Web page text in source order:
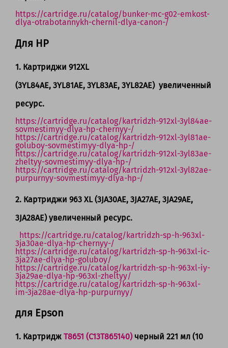
https://cartridge.ru/catalog/bunker-mc-g02-emkost-
dlya-otrabotannykh-chernil-dlya-canon-/
Для HP
1. Картриджи 912XL
(3YL84AE, 3YL81AE, 3YL83AE, 3YL82AE) увеличенный
ресурс.
https://cartridge.ru/catalog/kartridzh-912xl-3yl84ae-
sovmestimyy-dlya-hp-chernyy-/
https://cartridge.ru/catalog/kartridzh-912xl-3yl81ae-
goluboy-sovmestimyy-dlya-hp-/
https://cartridge.ru/catalog/kartridzh-912xl-3yl83ae-
zheltyy-sovmestimyy-dlya-hp-/
https://cartridge.ru/catalog/kartridzh-912xl-3yl82ae-
purpurnyy-sovmestimyy-dlya-hp-/
2. Картриджи 963 XL (3JA30AE, 3JA27AE, 3JA29AE,
3JA28AE) увеличенный ресурс.
https://cartridge.ru/catalog/kartridzh-sp-h-963xl-
3ja30ae-dlya-hp-chernyy-/
https://cartridge.ru/catalog/kartridzh-sp-h-963xl-ic-
3ja27ae-dlya-hp-goluboy/
https://cartridge.ru/catalog/kartridzh-sp-h-963xl-iy-
3ja29ae-dlya-hp-963xl-zheltyy/
https://cartridge.ru/catalog/kartridzh-sp-h-963xl-
im-3ja28ae-dlya-hp-purpurnyy/
для Epson
1. Картридж T8651 (C13T865140)черный 221 мл (10